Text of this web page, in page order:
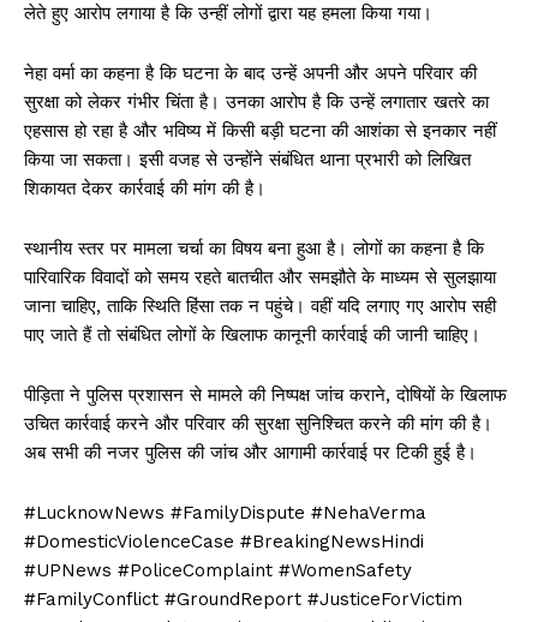
लेते हुए आरोप लगाया है कि उन्हीं लोगों द्वारा यह हमला किया गया।
नेहा वर्मा का कहना है कि घटना के बाद उन्हें अपनी और अपने परिवार की
सुरक्षा को लेकर गंभीर चिंता है। उनका आरोप है कि उन्हें लगातार खतरे का
एहसास हो रहा है और भविष्य में किसी बड़ी घटना की आशंका से इनकार नहीं
किया जा सकता। इसी वजह से उन्होंने संबंधित थाना प्रभारी को लिखित
शिकायत देकर कार्रवाई की मांग की है।
स्थानीय स्तर पर मामला चर्चा का विषय बना हुआ है। लोगों का कहना है कि
पारिवारिक विवादों को समय रहते बातचीत और समझौते के माध्यम से सुलझाया
जाना चाहिए, ताकि स्थिति हिंसा तक न पहुंचे। वहीं यदि लगाए गए आरोप सही
पाए जाते हैं तो संबंधित लोगों के खिलाफ कानूनी कार्रवाई की जानी चाहिए।
पीड़िता ने पुलिस प्रशासन से मामले की निष्पक्ष जांच कराने, दोषियों के खिलाफ
उचित कार्रवाई करने और परिवार की सुरक्षा सुनिश्चित करने की मांग की है।
अब सभी की नजर पुलिस की जांच और आगामी कार्रवाई पर टिकी हुई है।
#LucknowNews #FamilyDispute #NehaVerma
#DomesticViolenceCase #BreakingNewsHindi
#UPNews #PoliceComplaint #WomenSafety
#FamilyConflict #GroundReport #JusticeForVictim